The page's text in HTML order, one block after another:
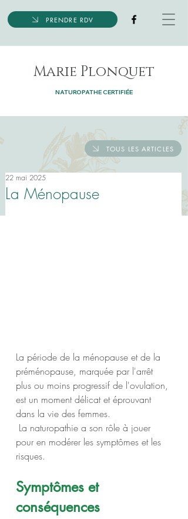
PRENDRE RDV
Marie Plonquet
NATUROPATHE CERTIFIÉE
TOUS LES ARTICLES
La Ménopause
22 mai 2025
La période de la ménopause et de la
préménopause, marquée par l'arrêt
plus ou moins progressif de l'ovulation,
est un moment délicat et éprouvant
dans la vie des femmes.
pour en modérer les symptômes et les
risques.
Symptômes et
conséquences